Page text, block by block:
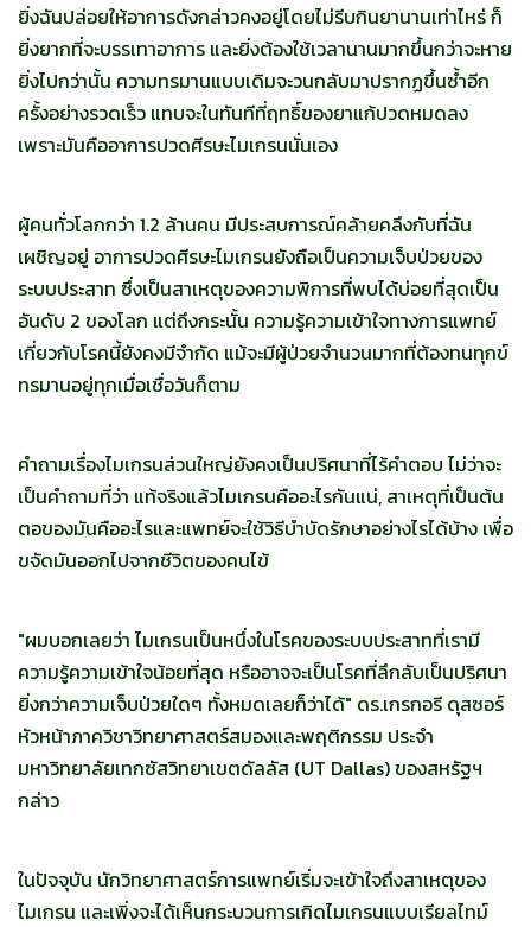
ยิ่งฉันปล่อยให้อาการดังกล่าวคงอยู่โดยไม่รีบกินยานานเท่าไหร่ ก็
ยิ่งยากที่จะบรรเทาอาการ และยิ่งต้องใช้เวลานานมากขึ้นกว่าจะหาย
ยิ่งไปกว่านั้น ความทรมานแบบเดิมจะวนกลับมาปรากฏขึ้นซ้ำอีก
ครั้งอย่างรวดเร็ว แทบจะในทันทีที่ฤทธิ์ของยาแก้ปวดหมดลง
เพราะมันคืออาการปวดศีรษะไมเกรนนั่นเอง
ผู้คนทั่วโลกกว่า 1.2 ล้านคน มีประสบการณ์คล้ายคลึงกับที่ฉัน
เผชิญอยู่ อาการปวดศีรษะไมเกรนยังถือเป็นความเจ็บป่วยของ
ระบบประสาท ซึ่งเป็นสาเหตุของความพิการที่พบได้บ่อยที่สุดเป็น
อันดับ 2 ของโลก แต่ถึงกระนั้น ความรู้ความเข้าใจทางการแพทย์
เกี่ยวกับโรคนี้ยังคงมีจำกัด แม้จะมีผู้ป่วยจำนวนมากที่ต้องทนทุกข์
ทรมานอยู่ทุกเมื่อเชื่อวันก็ตาม
คำถามเรื่องไมเกรนส่วนใหญ่ยังคงเป็นปริศนาที่ไร้คำตอบ ไม่ว่าจะ
เป็นคำถามที่ว่า แท้จริงแล้วไมเกรนคืออะไรกันแน่, สาเหตุที่เป็นต้น
ตอของมันคืออะไรและแพทย์จะใช้วิธีบำบัดรักษาอย่างไรได้บ้าง เพื่อ
ขจัดมันออกไปจากชีวิตของคนไข้
"ผมบอกเลยว่า ไมเกรนเป็นหนึ่งในโรคของระบบประสาทที่เรามี
ความรู้ความเข้าใจน้อยที่สุด หรืออาจจะเป็นโรคที่ลึกลับเป็นปริศนา
ยิ่งกว่าความเจ็บป่วยใดๆ ทั้งหมดเลยก็ว่าได้" ดร.เกรกอรี ดุสซอร์
หัวหน้าภาควิชาวิทยาศาสตร์สมองและพฤติกรรม ประจำ
มหาวิทยาลัยเทกซัสวิทยาเขตดัลลัส (UT Dallas) ของสหรัฐฯ
กล่าว
ในปัจจุบัน นักวิทยาศาสตร์การแพทย์เริ่มจะเข้าใจถึงสาเหตุของ
ไมเกรน และเพิ่งจะได้เห็นกระบวนการเกิดไมเกรนแบบเรียลไทม์